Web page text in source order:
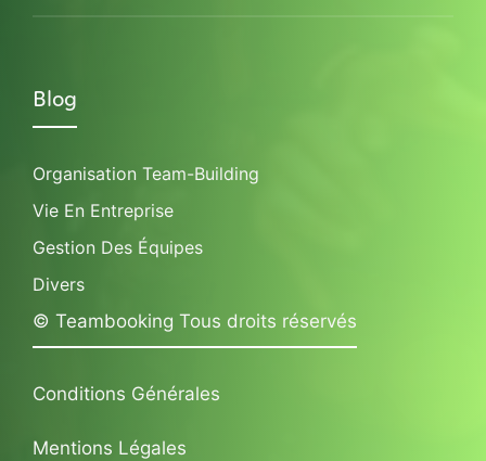
Blog
Organisation Team-Building
Vie En Entreprise
Gestion Des Équipes
Divers
© Teambooking Tous droits réservés
Conditions Générales
Mentions Légales